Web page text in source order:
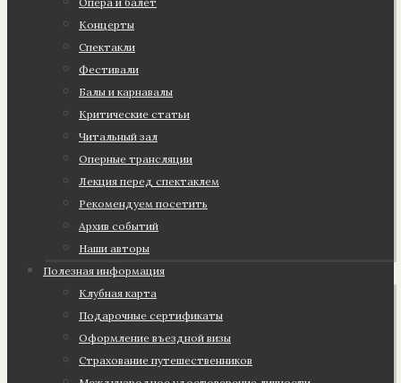
Концерты
Спектакли
Фестивали
Балы и карнавалы
Критические статьи
Читальный зал
Оперные трансляции
Лекция перед спектаклем
Рекомендуем посетить
Архив событий
Наши авторы
Полезная информация
Клубная карта
Подарочные сертификаты
Оформление въездной визы
Страхование путешественников